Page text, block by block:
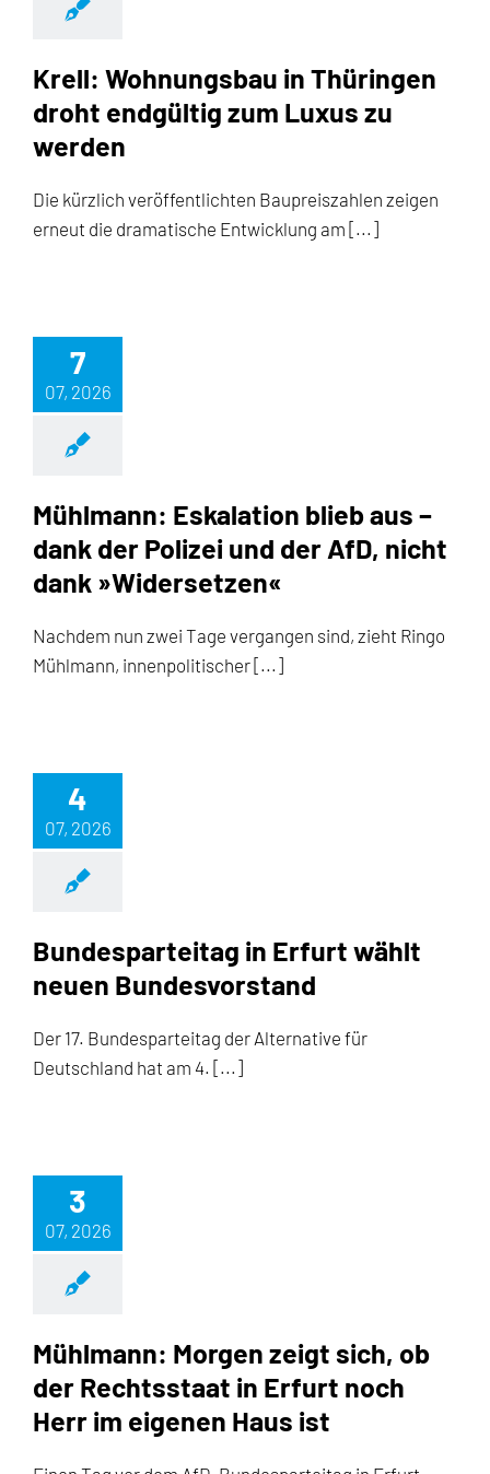
Krell: Wohnungsbau in Thüringen
droht endgültig zum Luxus zu
werden
Die kürzlich veröffentlichten Baupreiszahlen zeigen
erneut die dramatische Entwicklung am [...]
7
07, 2026
Mühlmann: Eskalation blieb aus –
dank der Polizei und der AfD, nicht
dank »Widersetzen«
Nachdem nun zwei Tage vergangen sind, zieht Ringo
Mühlmann, innenpolitischer [...]
4
07, 2026
Bundesparteitag in Erfurt wählt
neuen Bundesvorstand
Der 17. Bundesparteitag der Alternative für
Deutschland hat am 4. [...]
3
07, 2026
Mühlmann: Morgen zeigt sich, ob
der Rechtsstaat in Erfurt noch
Herr im eigenen Haus ist